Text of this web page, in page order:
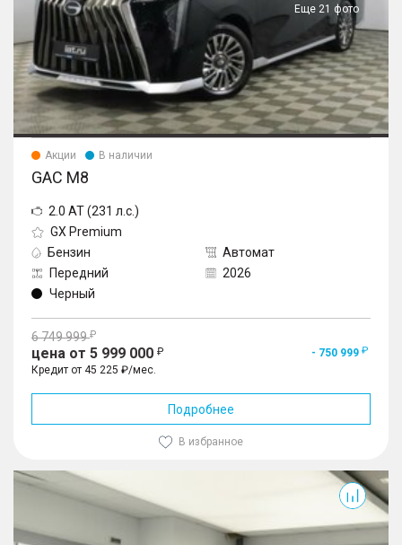
Еще 21 фото
Акции В наличии
GAC M8
2.0 AT (231 л.с.)
GX Premium
Бензин
Автомат
Передний
2026
Черный
6 749 999
цена от 5 999 000
- 750 999
Кредит от 45 225 ₽/мес.
Подробнее
В избранное